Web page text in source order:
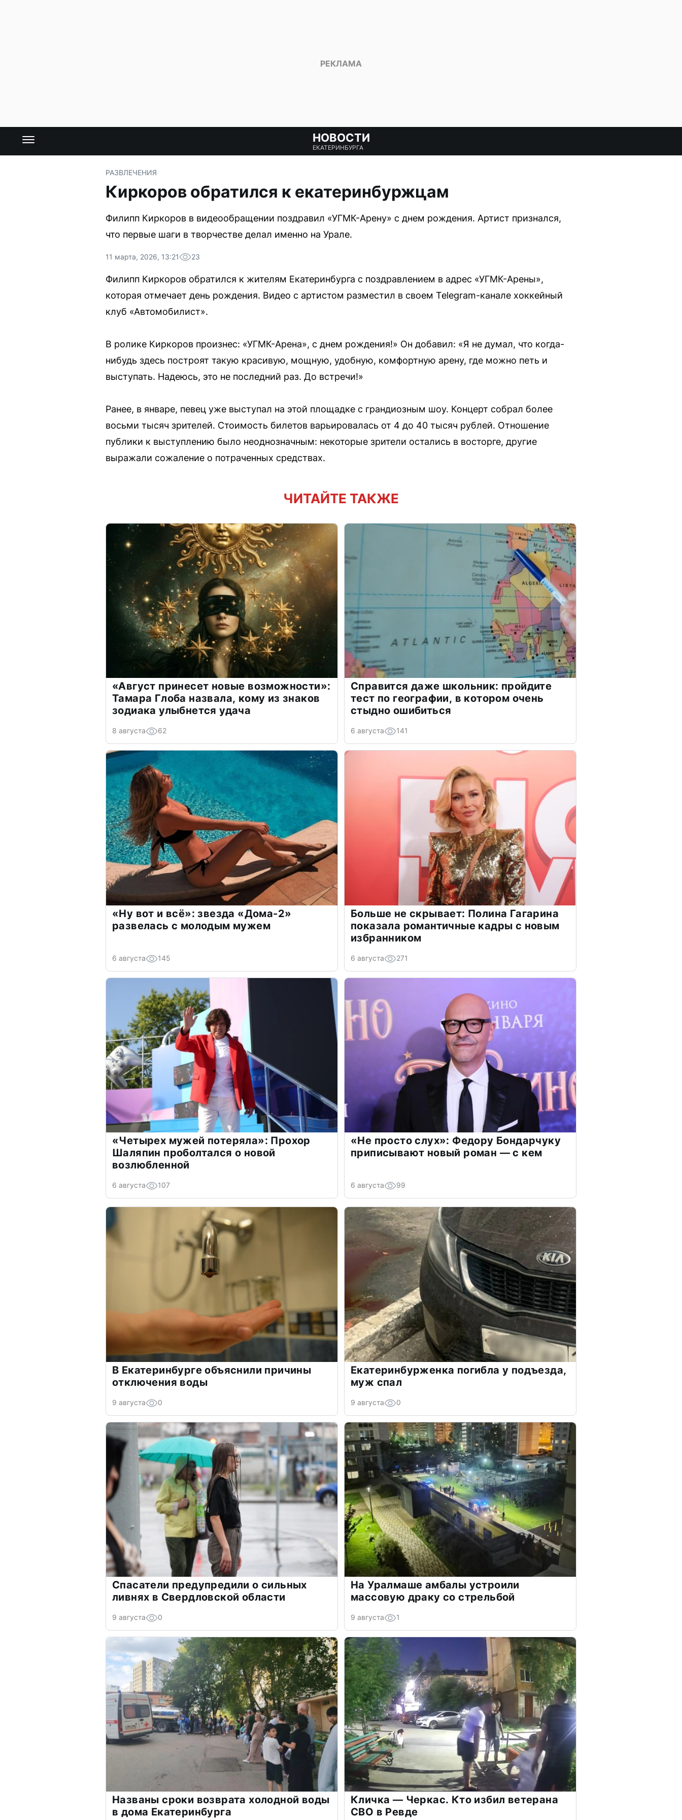
НОВОСТИ
ЕКАТЕРИНБУРГА
РАЗВЛЕЧЕНИЯ
Киркоров обратился к екатеринбуржцам
Филипп Киркоров в видеообращении поздравил «УГМК-Арену» с днем рождения. Артист признался,
что первые шаги в творчестве делал именно на Урале.
11 марта, 2026, 13:21 23
Филипп Киркоров обратился к жителям Екатеринбурга с поздравлением в адрес «УГМК-Арены»,
которая отмечает день рождения. Видео с артистом разместил в своем Telegram-канале хоккейный
клуб «Автомобилист».
В ролике Киркоров произнес: «УГМК-Арена», с днем рождения!» Он добавил: «Я не думал, что когда-
нибудь здесь построят такую красивую, мощную, удобную, комфортную арену, где можно петь и
выступать. Надеюсь, это не последний раз. До встречи!»
Ранее, в январе, певец уже выступал на этой площадке с грандиозным шоу. Концерт собрал более
восьми тысяч зрителей. Стоимость билетов варьировалась от 4 до 40 тысяч рублей. Отношение
публики к выступлению было неоднозначным: некоторые зрители остались в восторге, другие
выражали сожаление о потраченных средствах.
ЧИТАЙТЕ ТАКЖЕ
«Август принесет новые возможности»:
Тамара Глоба назвала, кому из знаков
зодиака улыбнется удача
8 августа 62
Справится даже школьник: пройдите
тест по географии, в котором очень
стыдно ошибиться
6 августа 141
«Ну вот и всё»: звезда «Дома-2»
развелась с молодым мужем
6 августа 145
Больше не скрывает: Полина Гагарина
показала романтичные кадры с новым
избранником
6 августа 271
«Четырех мужей потеряла»: Прохор
Шаляпин проболтался о новой
возлюбленной
6 августа 107
«Не просто слух»: Федору Бондарчуку
приписывают новый роман — с кем
6 августа 99
В Екатеринбурге объяснили причины
отключения воды
9 августа 0
Екатеринбурженка погибла у подъезда,
муж спал
9 августа 0
Спасатели предупредили о сильных
ливнях в Свердловской области
9 августа 0
На Уралмаше амбалы устроили
массовую драку со стрельбой
9 августа 1
Названы сроки возврата холодной воды
в дома Екатеринбурга
Кличка — Черкас. Кто избил ветерана
СВО в Ревде